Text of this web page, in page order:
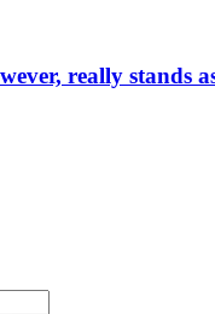
really stands